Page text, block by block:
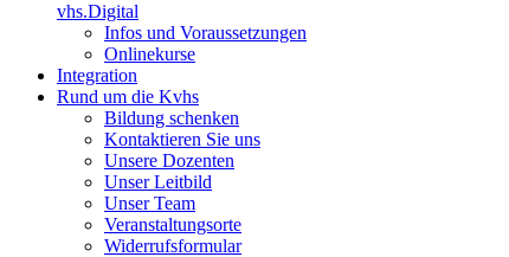
vhs.Digital
Infos und Voraussetzungen
Onlinekurse
Integration
Rund um die Kvhs
Bildung schenken
Kontaktieren Sie uns
Unsere Dozenten
Unser Leitbild
Unser Team
Veranstaltungsorte
Widerrufsformular